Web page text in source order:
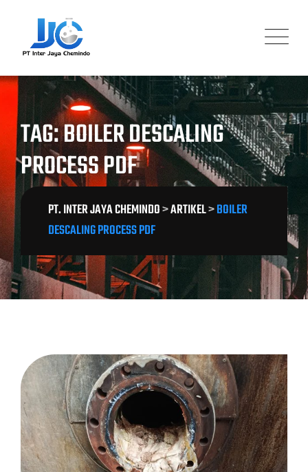
content
TAG: BOILER DESCALING
PROCESS PDF
PT. INTER JAYA CHEMINDO>ARTIKEL>BOILER
DESCALING PROCESS PDF